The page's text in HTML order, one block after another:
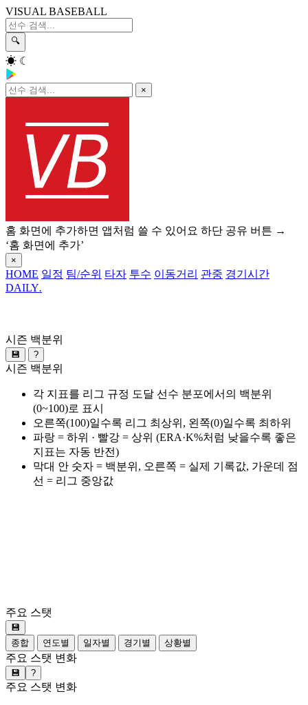
VISUAL BASEBALL
🔍
☀ ☾
×
홈 화면에 추가하면 앱처럼 쓸 수 있어요 하단 공유 버튼 →
‘홈 화면에 추가’
×
HOME 일정 팀/순위 타자 투수 이동거리 관중 경기시간
DAILY.
시즌 백분위
💾 ?
시즌 백분위
각 지표를 리그 규정 도달 선수 분포에서의 백분위
(0~100)로 표시
오른쪽(100)일수록 리그 최상위, 왼쪽(0)일수록 최하위
파랑 = 하위 · 빨강 = 상위 (ERA·K%처럼 낮을수록 좋은
지표는 자동 반전)
막대 안 숫자 = 백분위, 오른쪽 = 실제 기록값, 가운데 점
선 = 리그 중앙값
주요 스탯
💾
종합
연도별 일자별 경기별 상황별
주요 스탯 변화
💾 ?
주요 스탯 변화